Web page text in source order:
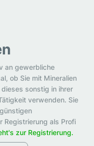
an gewerbliche
ob Sie mit Mineralien
sonstig in ihrer
verwenden. Sie
Registrierung als Profi
zur Registrierung.